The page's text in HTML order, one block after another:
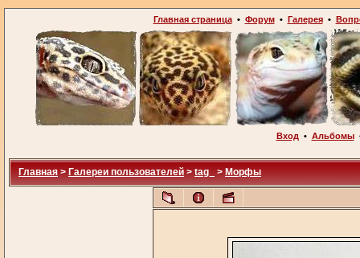
Главная страница• Форум• Галерея•
Вход • Альбомы
Главная > Галереи пользователей > tag_ > Морфы